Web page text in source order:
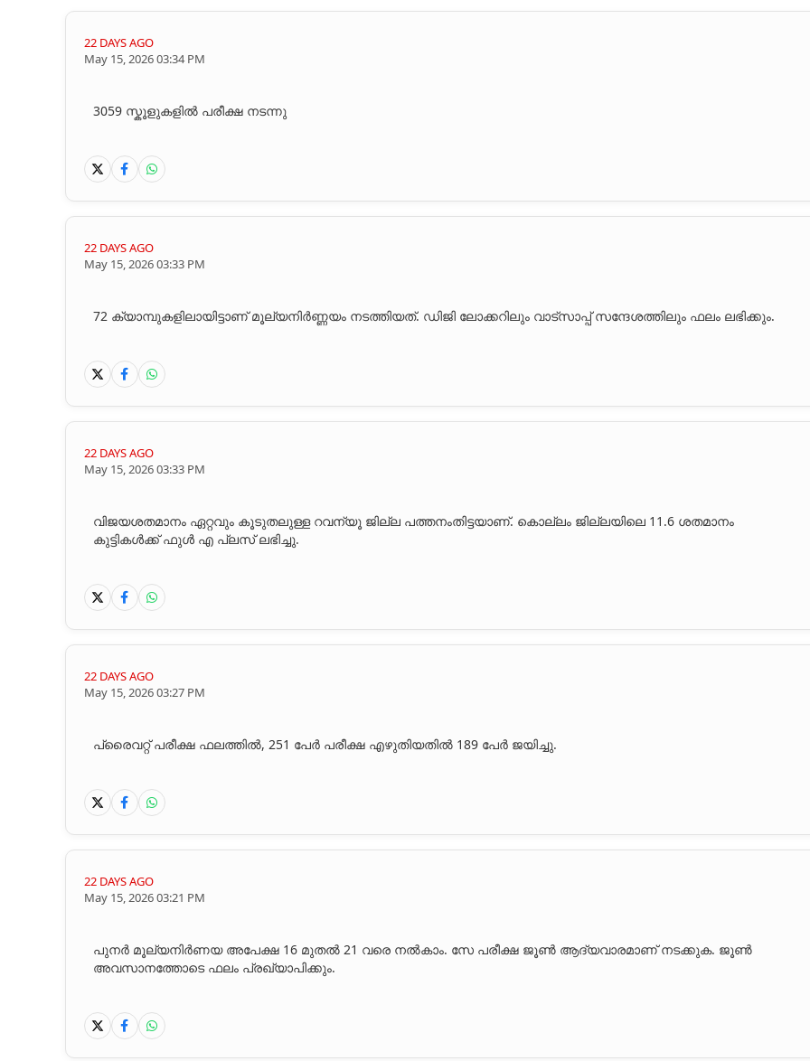
22 DAYS AGO
May 15, 2026 03:34 PM
3059 സ്കൂളുകളിൽ പരീക്ഷ നടന്നു
22 DAYS AGO
May 15, 2026 03:33 PM
72 ക്യാമ്പുകളിലായിട്ടാണ് മൂല്യനിർണ്ണയം നടത്തിയത്. ഡിജി ലോക്കറിലും വാട്സാപ്പ് സന്ദേശത്തിലും ഫലം ലഭിക്കും.
22 DAYS AGO
May 15, 2026 03:33 PM
വിജയശതമാനം ഏറ്റവും കൂടുതലുള്ള റവന്യൂ ജില്ല പത്തനംതിട്ടയാണ്. കൊല്ലം ജില്ലയിലെ 11.6 ശതമാനം
കുട്ടികൾക്ക് ഫുൾ എ പ്ലസ് ലഭിച്ചു.
22 DAYS AGO
May 15, 2026 03:27 PM
പ്രൈവറ്റ് പരീക്ഷ ഫലത്തിൽ, 251 പേര്‍ പരീക്ഷ എഴുതിയതിൽ 189 പേര്‍ ജയിച്ചു.
22 DAYS AGO
May 15, 2026 03:21 PM
പുനർ മൂല്യനിർണയ അപേക്ഷ 16 മുതൽ 21 വരെ നൽകാം. സേ പരീക്ഷ ജൂൺ ആദ്യവാരമാണ് നടക്കുക. ജൂൺ
അവസാനത്തോടെ ഫലം പ്രഖ്യാപിക്കും.